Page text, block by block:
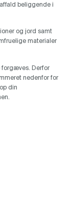
beliggende i
og jord samt
materialer
forgæves. Derfor
nedenfor for
din